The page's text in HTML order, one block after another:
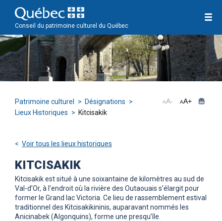
Conseil du patrimoine culturel du Québec
Patrimoine culturel
Désignations
Lieux Historiques
Kitcisakik
AA- AA+
Voir tous les lieux historiques
KITCISAKIK
Kitcisakik est situé à une soixantaine de kilomètres au sud de
Val-d’Or, à l’endroit où la rivière des Outaouais s’élargit pour
former le Grand lac Victoria. Ce lieu de rassemblement estival
traditionnel des Kitcisakikininis, auparavant nommés les
Anicinabek (Algonquins), forme une presqu’île.